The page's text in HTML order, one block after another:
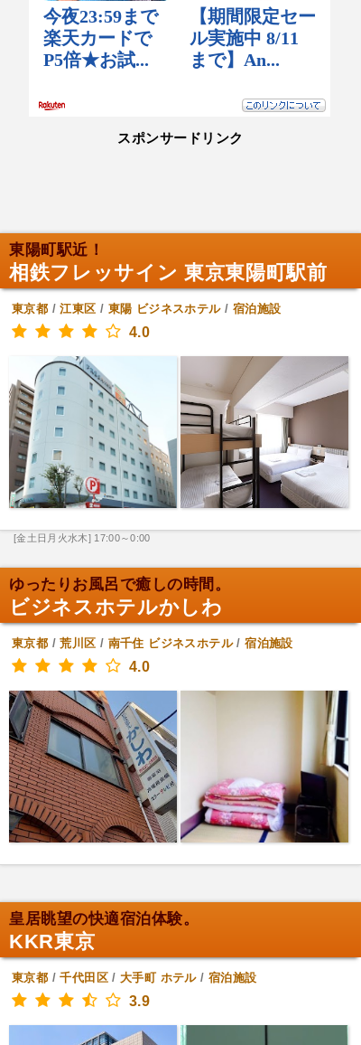
スポンサードリンク
東陽町駅近！
相鉄フレッサイン 東京東陽町駅前
東京都 /江東区 / 東陽 ビジネスホテル/ 宿泊施設
4.0
[金土日月火水木] 17:00～0:00
ゆったりお風呂で癒しの時間。
ビジネスホテルかしわ
東京都 /荒川区 / 南千住 ビジネスホテル/宿泊施設
4.0
皇居眺望の快適宿泊体験。
KKR東京
東京都 /千代田区/大手町 ホテル/ 宿泊施設
3.9